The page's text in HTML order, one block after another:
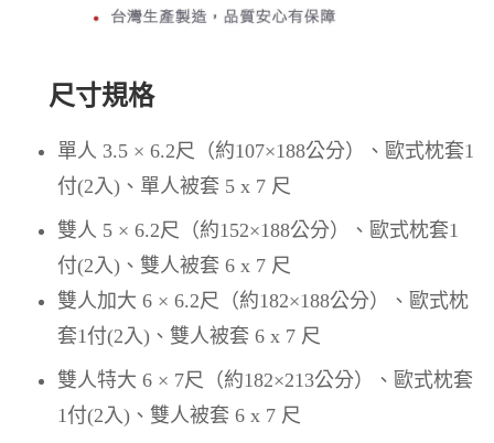
尺寸規格
單人 3.5 × 6.2尺（約107×188公分）、歐式枕套1
付(2入)、單人被套 5 x 7 尺
雙人 5 × 6.2尺（約152×188公分）、歐式枕套1
付(2入)、雙人被套 6 x 7 尺
雙人加大 6 × 6.2尺（約182×188公分）、歐式枕
套1付(2入)、雙人被套 6 x 7 尺
雙人特大 6 × 7尺（約182×213公分）、歐式枕套
1付(2入)、雙人被套 6 x 7 尺